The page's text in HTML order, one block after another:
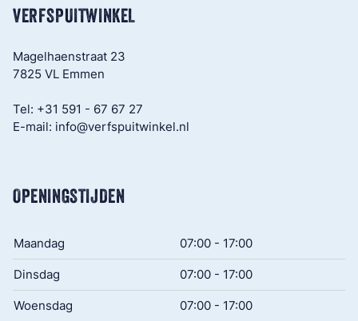
VERFSPUITWINKEL
Magelhaenstraat 23
7825 VL Emmen
Tel: +31 591 - 67 67 27
E-mail: info@verfspuitwinkel.nl
OPENINGSTIJDEN
Maandag 07:00 - 17:00
Dinsdag 07:00 - 17:00
Woensdag 07:00 - 17:00